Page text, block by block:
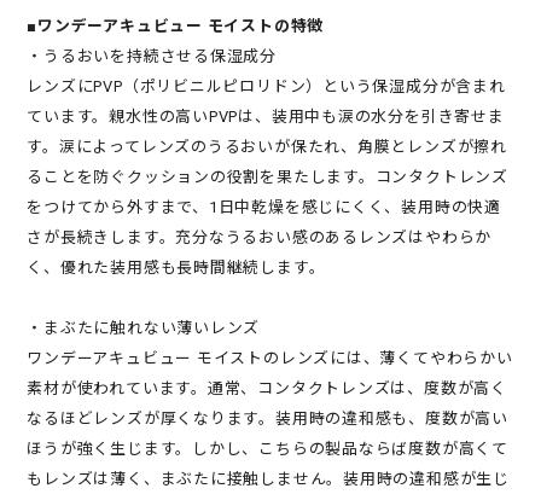
■ワンデーアキュビュー モイストの特徴
・うるおいを持続させる保湿成分
レンズにPVP（ポリビニルピロリドン）という保湿成分が含まれ
ています。親水性の高いPVPは、装用中も涙の水分を引き寄せま
す。涙によってレンズのうるおいが保たれ、角膜とレンズが擦れ
ることを防ぐクッションの役割を果たします。コンタクトレンズ
をつけてから外すまで、1日中乾燥を感じにくく、装用時の快適
さが長続きします。充分なうるおい感のあるレンズはやわらか
く、優れた装用感も長時間継続します。
・まぶたに触れない薄いレンズ
ワンデーアキュビュー モイストのレンズには、薄くてやわらかい
素材が使われています。通常、コンタクトレンズは、度数が高く
なるほどレンズが厚くなります。装用時の違和感も、度数が高い
ほうが強く生じます。しかし、こちらの製品ならば度数が高くて
もレンズは薄く、まぶたに接触しません。装用時の違和感が生じ